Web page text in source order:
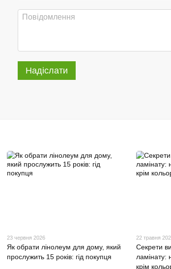
Надіслати
23 червня 2026
Як обрати лінолеум для дому, який
прослужить 15 років: гід покупця
22 травня
Секрети
ламінату:
крім